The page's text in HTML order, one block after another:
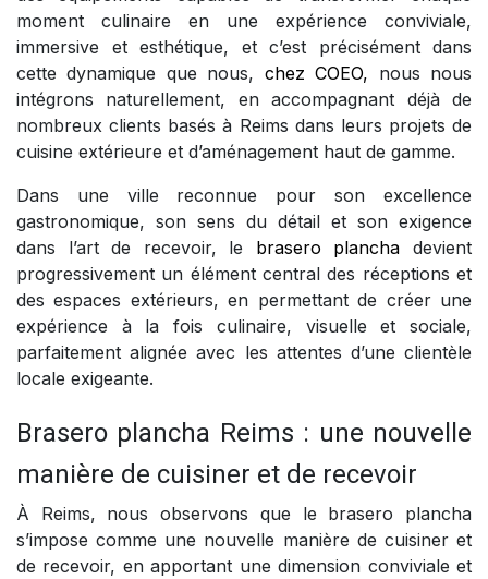
moment culinaire en une expérience conviviale,
immersive et esthétique, et c’est précisément dans
cette dynamique que nous, chez COEO, nous nous
intégrons naturellement, en accompagnant déjà de
nombreux clients basés à Reims dans leurs projets de
cuisine extérieure et d’aménagement haut de gamme.
Dans une ville reconnue pour son excellence
gastronomique, son sens du détail et son exigence
dans l’art de recevoir, le brasero plancha devient
progressivement un élément central des réceptions et
des espaces extérieurs, en permettant de créer une
expérience à la fois culinaire, visuelle et sociale,
parfaitement alignée avec les attentes d’une clientèle
locale exigeante.
Brasero plancha Reims : une nouvelle
manière de cuisiner et de recevoir
À Reims, nous observons que le brasero plancha
s’impose comme une nouvelle manière de cuisiner et
de recevoir, en apportant une dimension conviviale et